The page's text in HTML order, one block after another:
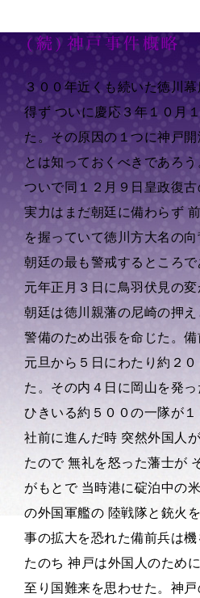
to
(続)神戸事件概略
３００年近くも続いた徳川
得ず ついに慶応３年１０月
た。その原因の１つに神戸
とは知っておくべきであろう
ついで同１２月９日皇政復
実力はまだ朝廷に備わらず
を握っていて徳川方大名の
朝廷の最も警戒するところ
元年正月３日に鳥羽伏見の
朝廷は徳川親藩の尼崎の押
警備のため出張を命じた。
元旦から５日にわたり約２
た。その内４日に岡山を発
ひきいる約５００の一隊が
社前に進んだ時 突然外国人
たので 無礼を怒った藩士が
がもとで 当時港に碇泊中の
の外国軍艦の 陸戦隊と銃火
事の拡大を恐れた備前兵は
たのち 神戸は外国人のため
至り国難来を思わせた。神